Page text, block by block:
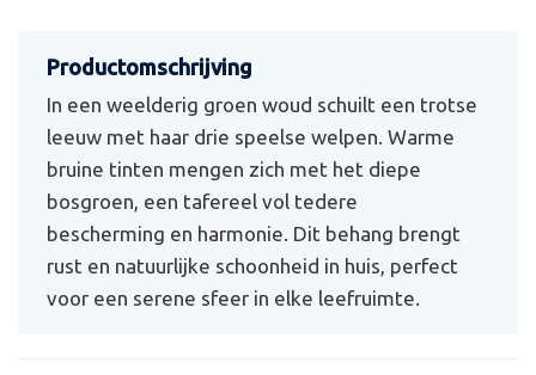
In een weelderig groen woud schuilt een trotse
leeuw met haar drie speelse welpen. Warme
bruine tinten mengen zich met het diepe
bosgroen, een tafereel vol tedere
bescherming en harmonie. Dit behang brengt
rust en natuurlijke schoonheid in huis, perfect
voor een serene sfeer in elke leefruimte.